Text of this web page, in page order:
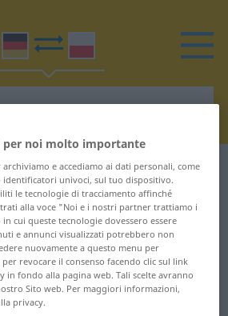
Polacco A
che iniziano
Anpassung ...
Ansaugrohr
per noi molto importante
e accediamo ai dati personali, come
identificatori univoci, sul tuo dispositivo.
le tecnologie di tracciamento affinché
alla voce "Noi e i nostri partner trattiamo i
cui queste tecnologie dovessero essere
e annunci visualizzati potrebbero non
nuovamente a questo menu per
revocare il consenso facendo clic sul link
in fondo alla pagina web. Tali scelte avranno
Sito web. Per maggiori informazioni,
privacy.